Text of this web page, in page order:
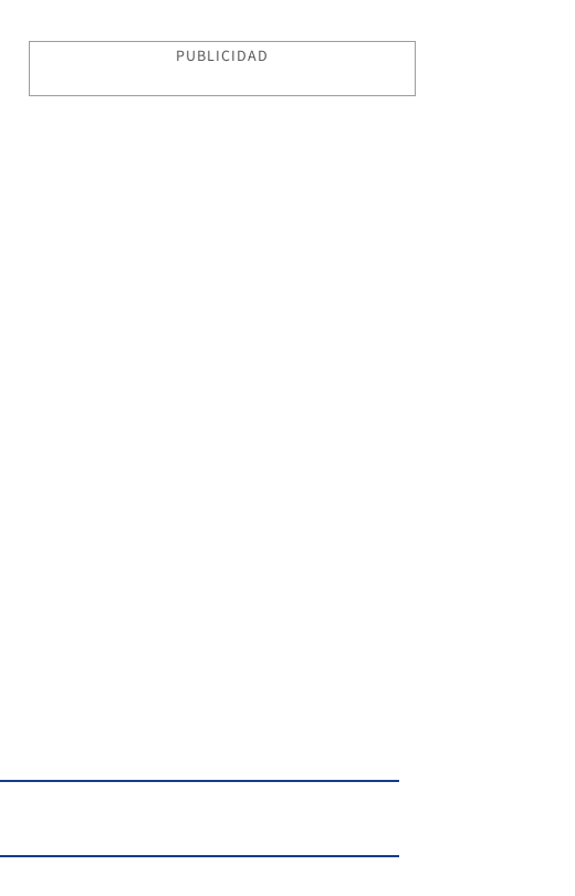
PUBLICIDAD